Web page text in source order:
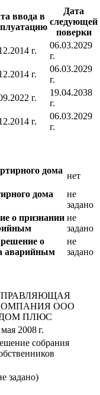
ввода в
Дата
следующей
поверки
г.
06.03.2029
г.
г.
06.03.2029
г.
г.
19.04.2038
г.
г.
06.03.2029
г.
дома
нет
дома
не
задано
о признании не
задано
о
аварийным
не
задано
ООО
ПЛЮС
2008 г.
собрания
задано)